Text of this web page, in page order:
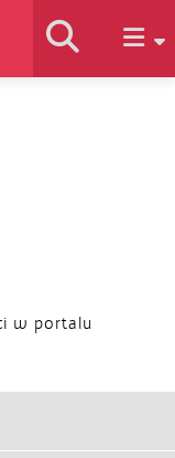
w portalu